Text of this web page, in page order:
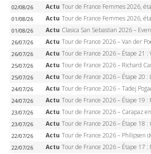
02/08/26 Actu Tour de France Femmes 2026, étape 2 – Lorena Wiebes doublé à Genève, Markus
01/08/26 Actu Tour de France Femmes 2026, étape 1 – Lorena Wiebes intouchable à Lausanne, premier
01/08/26 Actu Clasica San Sebastian 2026 – Evenepoel recordman, 4e victoire, Carapaz
26/07/26 Actu Tour de France 2026 – Van der Poel monumental à Paris, Pogacar égale le record
26/07/26 Actu Tour de France 2026 – Étape 21 : Van der Poel, Pogacar, qui succédera à Wout van Aert sur les
25/07/26 Actu Tour de France 2026 – Richard Carapaz roi des Alpes, doublé et maillot à pois, Seixas
25/07/26 Actu Tour de France 2026 – Étape 20 : L’étape reine, Galibier, Sarenne, Alpe d’Huez, qui
24/07/26 Actu Tour de France 2026 – Tadej Pogacar dompte l’Alpe d’Huez, 5e victoire, record de
24/07/26 Actu Tour de France 2026 – Étape 19 : Pogacar peut-il enfin dompter
23/07/26 Actu Tour de France 2026 – Carapaz en solitaire à Orcières-Merlette, Paret-Peintre à un point
23/07/26 Actu Tour de France 2026 – Étape 18 : Qui domptera Orcières-Merlette, première marche vers
22/07/26 Actu Tour de France 2026 – Philipsen débloque son compteur à Voiron, Pedersen en danger
22/07/26 Actu Tour de France 2026 – Étape 17 : Pedersen peut-il verrouiller le maillot